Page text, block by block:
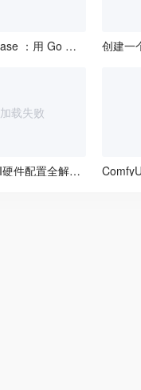
PocketBase ：用 Go 语言打造轻量级 BaaS 利器
加载失败
ComfyUI硬件配置全解析：从入门到专业，你的电脑能跑起来吗？